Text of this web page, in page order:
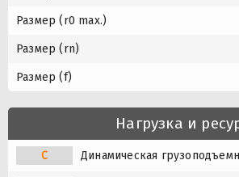
Размер (r0 max.)
Размер (rn)
Размер (f)
Нагрузка и
C Динамическая